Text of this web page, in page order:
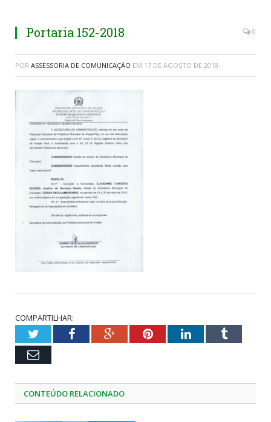
Portaria 152-2018 0
POR ASSESSORIA DE COMUNICAÇÃO EM 17 DE AGOSTO DE 2018
COMPARTILHAR:
TwitterFacebookGoogle+PinterestLinkedInTumblr
Email
CONTEÚDO RELACIONADO